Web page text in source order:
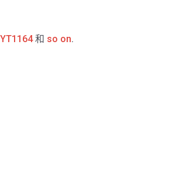
YT1164和 so on.